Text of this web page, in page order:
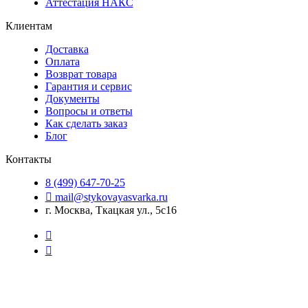
Клиентам
Доставка
Оплата
Возврат товара
Гарантия и сервис
Документы
Вопросы и ответы
Как сделать заказ
Блог
Контакты
8 (499) 647-70-25
mail@stykovayasvarka.ru
г. Москва, Ткацкая ул., 5с16